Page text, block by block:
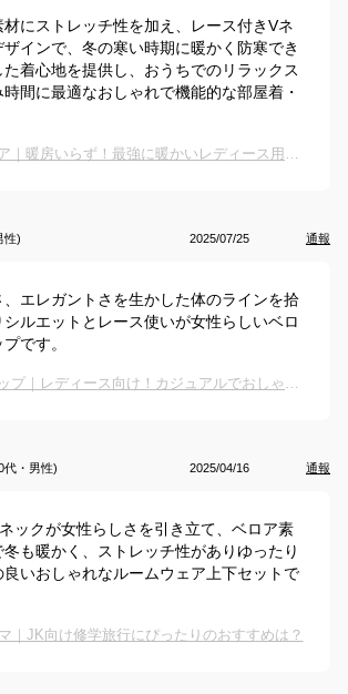
にストレッチ性を加え、レース付きVネ
ザインで、冬の寒い時期に暖かく防寒でき
着心地を提供し、おうちでのリラックス
間に最適なおしゃれで機能的な部屋着・
防寒ルームウェア｜暖房いらず！最強に暖かいレディース用部屋着のおすすめは？
性) 2025/07/25 通報
エレガントさを生かした体のラインを拾
ルエットとレース使いが女性らしいベロ
です。
ベロアセットアップ｜レディース向け！カジュアルでおしゃれな上下セットのおすすめは？
代・男性) 2025/04/16 通報
ックが女性らしさを引き立て、ベロア素
も暖かく、ストレッチ性がありゆったり
良いおしゃれなルームウェア上下セットで
｜JK向け修学旅行にぴったりのおすすめは？